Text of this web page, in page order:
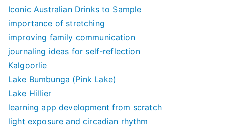
Iconic Australian Drinks to Sample
importance of stretching
improving family communication
journaling ideas for self-reflection
Kalgoorlie
Lake Bumbunga (Pink Lake)
Lake Hillier
learning app development from scratch
light exposure and circadian rhythm